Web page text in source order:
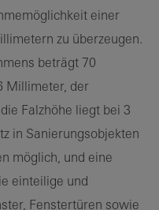
einer
zu überzeugen.
beträgt 70
Millimeter, der
Falzhöhe liegt bei 3
in Sanierungsobjekten
möglich, und eine
einteilige und
Fenstertüren sowie